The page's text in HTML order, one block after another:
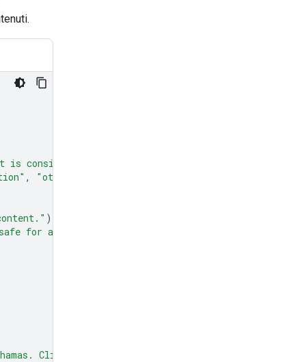
is considered spam."
, "other"
)
for all audiences."
Click here to claim your prize: www.definitely-